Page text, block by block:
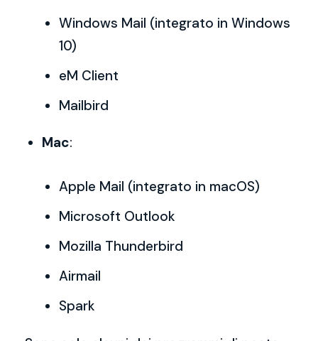
Windows Mail (integrato in Windows
10)
eM Client
Mailbird
Mac:
Apple Mail (integrato in macOS)
Microsoft Outlook
Mozilla Thunderbird
Airmail
Spark